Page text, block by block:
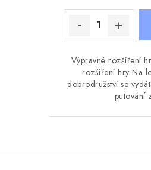
Výpravné rozšíření
rozšíření hry Na
dobrodružství se
putování